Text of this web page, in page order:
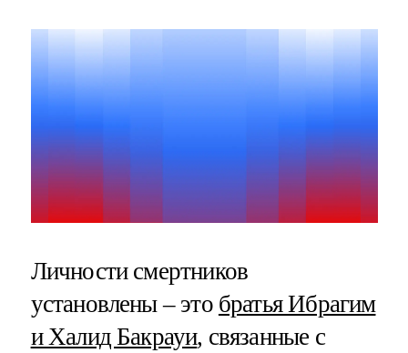
Личности смертников
установлены – это братья Ибрагим
и Халид Бакрауи, связанные с